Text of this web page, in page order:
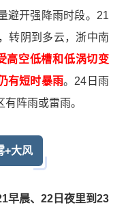
避开强降雨时段。21
转阴到多云，浙中南
高空低槽和低涡切变
有短时暴雨。 24日雨
阵雨或雷雨。
+大风
早晨、22日夜里到23